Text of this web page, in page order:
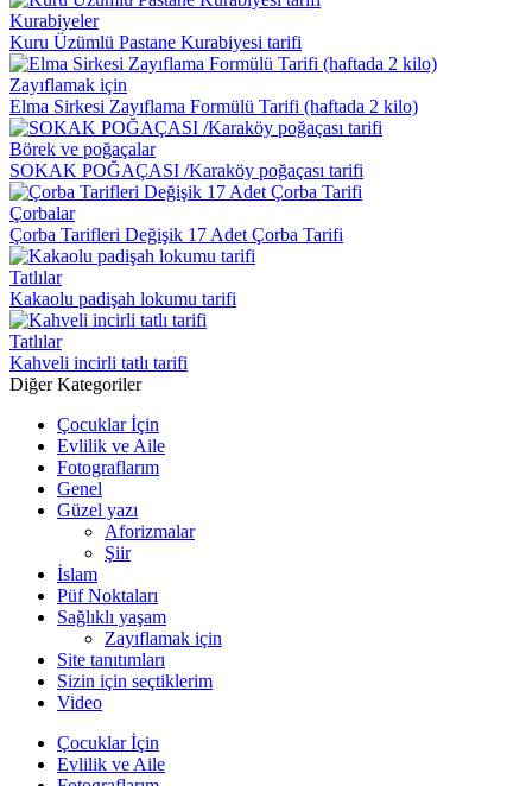
Kurabiyeler
Kuru Üzümlü Pastane Kurabiyesi tarifi
Zayıflamak için
Elma Sirkesi Zayıflama Formülü Tarifi (haftada 2 kilo)
Börek ve poğaçalar
SOKAK POĞAÇASI /Karaköy poğaçası tarifi
Çorbalar
Çorba Tarifleri Değişik 17 Adet Çorba Tarifi
Tatlılar
Kakaolu padişah lokumu tarifi
Tatlılar
Kahveli incirli tatlı tarifi
Diğer Kategoriler
Çocuklar İçin
Evlilik ve Aile
Fotograflarım
Genel
Güzel yazı
Aforizmalar
Şiir
İslam
Püf Noktaları
Sağlıklı yaşam
Zayıflamak için
Site tanıtımları
Sizin için seçtiklerim
Video
Çocuklar İçin
Evlilik ve Aile